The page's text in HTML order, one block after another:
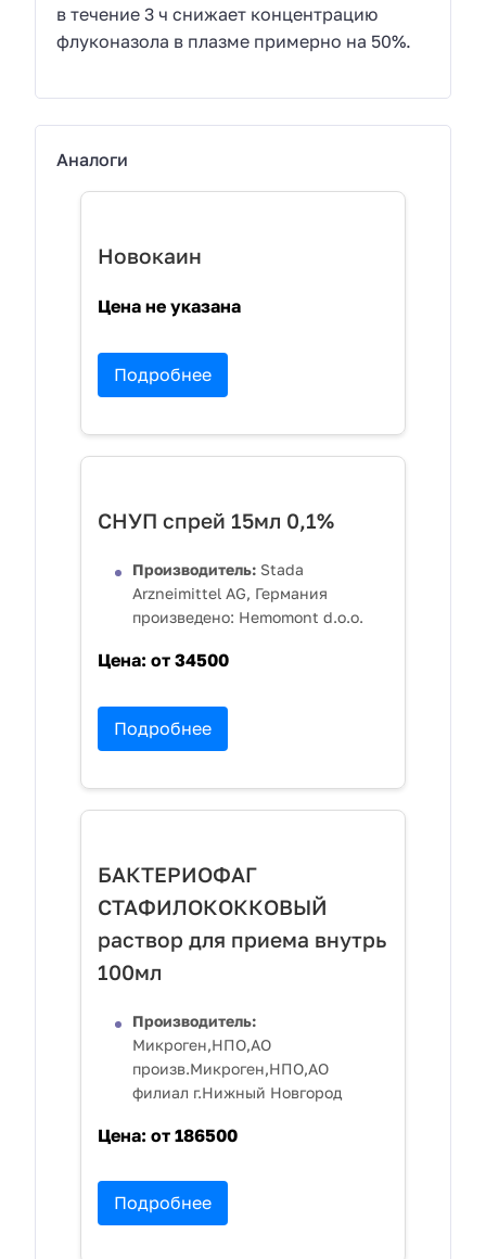
в течение 3 ч снижает концентрацию
флуконазола в плазме примерно на 50%.
Аналоги
Новокаин
Цена не указана
Подробнее
СНУП спрей 15мл 0,1%
Производитель: Stada
Arzneimittel AG, Германия
произведено: Hemomont d.o.o.
Цена: от 34500
Подробнее
БАКТЕРИОФАГ
СТАФИЛОКОККОВЫЙ
раствор для приема внутрь
100мл
Производитель:
Микроген,НПО,АО
произв.Микроген,НПО,АО
филиал г.Нижный Новгород
Цена: от 186500
Подробнее